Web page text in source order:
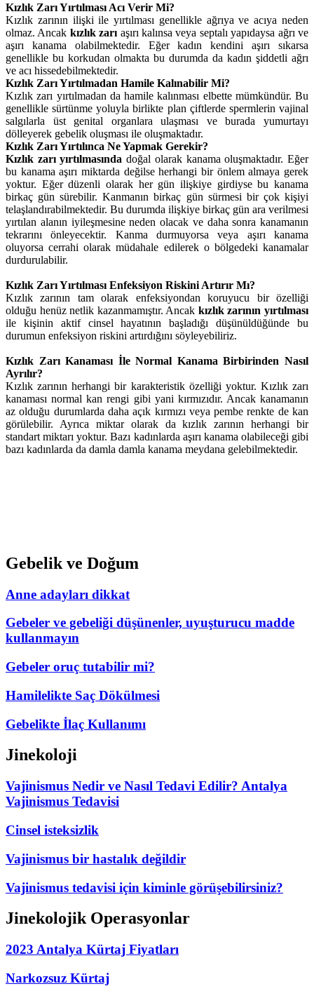
Kızlık Zarı Yırtılması Acı Verir Mi?
Kızlık zarının ilişki ile yırtılması genellikle ağrıya ve acıya neden
olmaz. Ancak kızlık zarı aşırı kalınsa veya septalı yapıdaysa ağrı ve
aşırı kanama olabilmektedir. Eğer kadın kendini aşırı sıkarsa
genellikle bu korkudan olmakta bu durumda da kadın şiddetli ağrı
ve acı hissedebilmektedir.
Kızlık Zarı Yırtılmadan Hamile Kalınabilir Mi?
Kızlık zarı yırtılmadan da hamile kalınması elbette mümkündür. Bu
genellikle sürtünme yoluyla birlikte plan çiftlerde spermlerin vajinal
salgılarla üst genital organlara ulaşması ve burada yumurtayı
dölleyerek gebelik oluşması ile oluşmaktadır.
Kızlık Zarı Yırtılınca Ne Yapmak Gerekir?
Kızlık zarı yırtılmasında doğal olarak kanama oluşmaktadır. Eğer
bu kanama aşırı miktarda değilse herhangi bir önlem almaya gerek
yoktur. Eğer düzenli olarak her gün ilişkiye girdiyse bu kanama
birkaç gün sürebilir. Kanmanın birkaç gün sürmesi bir çok kişiyi
telaşlandırabilmektedir. Bu durumda ilişkiye birkaç gün ara verilmesi
yırtılan alanın iyileşmesine neden olacak ve daha sonra kanamanın
tekrarını önleyecektir. Kanma durmuyorsa veya aşırı kanama
oluyorsa cerrahi olarak müdahale edilerek o bölgedeki kanamalar
durdurulabilir.
Kızlık Zarı Yırtılması Enfeksiyon Riskini Artırır Mı?
Kızlık zarının tam olarak enfeksiyondan koruyucu bir özelliği
olduğu henüz netlik kazanmamıştır. Ancak kızlık zarının yırtılması
ile kişinin aktif cinsel hayatının başladığı düşünüldüğünde bu
durumun enfeksiyon riskini artırdığını söyleyebiliriz.
Kızlık Zarı Kanaması İle Normal Kanama Birbirinden Nasıl
Ayrılır?
Kızlık zarının herhangi bir karakteristik özelliği yoktur. Kızlık zarı
kanaması normal kan rengi gibi yani kırmızıdır. Ancak kanamanın
az olduğu durumlarda daha açık kırmızı veya pembe renkte de kan
görülebilir. Ayrıca miktar olarak da kızlık zarının herhangi bir
standart miktarı yoktur. Bazı kadınlarda aşırı kanama olabileceği gibi
bazı kadınlarda da damla damla kanama meydana gelebilmektedir.
Gebelik ve Doğum
Anne adayları dikkat
Gebeler ve gebeliği düşünenler, uyuşturucu madde
kullanmayın
Gebeler oruç tutabilir mi?
Hamilelikte Saç Dökülmesi
Gebelikte İlaç Kullanımı
Jinekoloji
Vajinismus Nedir ve Nasıl Tedavi Edilir? Antalya
Vajinismus Tedavisi
Cinsel isteksizlik
Vajinismus bir hastalık değildir
Vajinismus tedavisi için kiminle görüşebilirsiniz?
Jinekolojik Operasyonlar
2023 Antalya Kürtaj Fiyatları
Narkozsuz Kürtaj